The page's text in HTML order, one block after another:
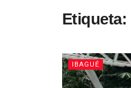
Etiqueta:
IBAGUÉ